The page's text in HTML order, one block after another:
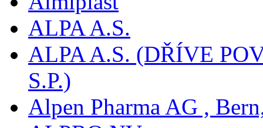
ALPA A.S.
ALPA A.S. (DŘÍVE
S.P.)
Alpen Pharma AG ,